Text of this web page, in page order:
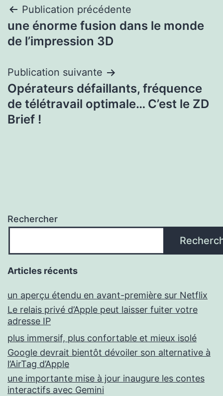
Navigation
de
Publication précédente
une énorme fusion dans le monde
de l’impression 3D
Publication suivante
Opérateurs défaillants, fréquence
de télétravail optimale… C’est le ZD
Brief !
Rechercher
Articles récents
un aperçu étendu en avant-première sur Netflix
Le relais privé d’Apple peut laisser fuiter votre
adresse IP
plus immersif, plus confortable et mieux isolé
Google devrait bientôt dévoiler son alternative à
l’AirTag d’Apple
une importante mise à jour inaugure les contes
interactifs avec Gemini